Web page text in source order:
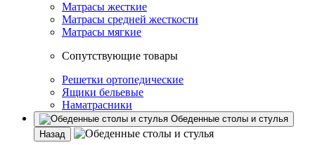
Матрасы жесткие
Матрасы средней жесткости
Матрасы мягкие
Сопутствующие товары
Решетки ортопедические
Ящики бельевые
Наматрасники
Обеденные столы и стулья
Назад